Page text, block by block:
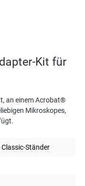
Kit für
an einem Acrobat®
Mikroskopes,
Ständer